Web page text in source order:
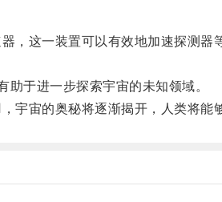
这一装置可以有效地加速探测器
于进一步探索宇宙的未知领域。
宙的奥秘将逐渐揭开，人类将能